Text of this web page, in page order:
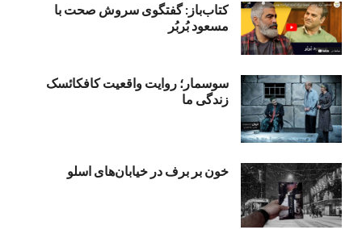
کتاب‌باز: گفتگوی سروش صحت با
مسعود بُربُر
سوسمار؛ روایت واقعیت کافکائسک
زندگی ما
خون بر برف در خیابان‌های اسلو